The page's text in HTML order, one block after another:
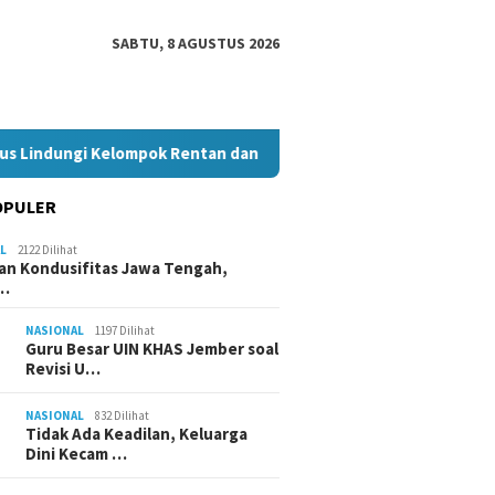
SABTU, 8 AGUSTUS 2026
Kelompok Rentan dan Pembela HAM
2122 Dilihat
Kondusifitas Jawa Tengah,
NASIONAL 1197 Dilihat
Guru Besar UIN KHAS Jember soal
Revisi U…
NASIONAL 832 Dilihat
Tidak Ada Keadilan, Keluarga
Dini Kecam …